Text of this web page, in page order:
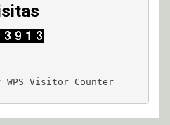
WPS Visitor Counter